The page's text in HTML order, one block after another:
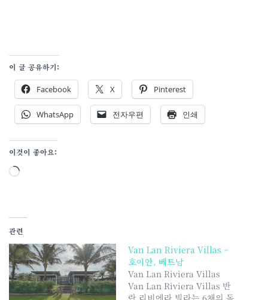
이 글 공유하기:
Facebook X Pinterest
WhatsApp 전자우편 인쇄
이것이 좋아요:
로
관련
Van Lan Riviera Villas –
호이안, 베트남
Van Lan Riviera Villas
Van Lan Riviera Villas 반